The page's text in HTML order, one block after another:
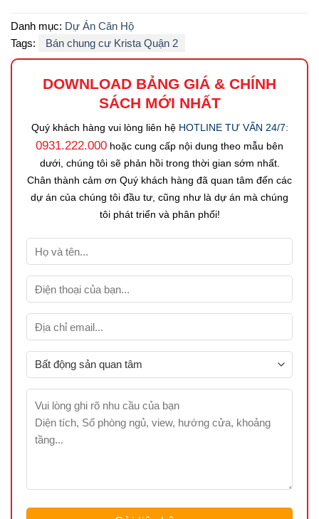
Danh mục: Dự Án Căn Hộ
Tags:
Bán chung cư Krista Quận 2
DOWNLOAD BẢNG GIÁ & CHÍNH
SÁCH MỚI NHẤT
Quý khách hàng vui lòng liên hệ HOTLINE TƯ VẤN 24/7:
0931.222.000 hoặc cung cấp nội dung theo mẫu bên
dưới, chúng tôi sẽ phản hồi trong thời gian sớm nhất.
Chân thành cảm ơn Quý khách hàng đã quan tâm đến các
dự án của chúng tôi đầu tư, cũng như là dự án mà chúng
tôi phát triển và phân phối!